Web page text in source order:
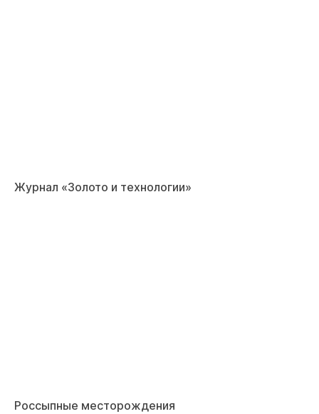
Журнал «Золото и технологии»
Россыпные месторождения